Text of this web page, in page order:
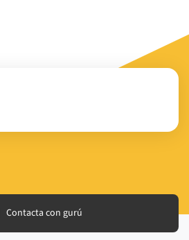
Contacta con gurú